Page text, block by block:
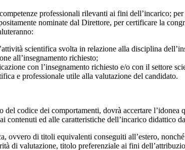
professionali rilevanti ai fini dell’incarico;
nominate dal Direttore, per certificare la
scientifica svolta in relazione alla disciplina
all’insegnamento richiesto;
con l’insegnamento richiesto e/o con il settore
e professionale utile alla valutazione del candidato.
del codice dei comportamenti, dovrà accertare l’idonea
contenuti ed alle caratteristiche dell’incarico didattico
ovvero di titoli equivalenti conseguiti all’estero,
di valutazione, titolo preferenziale ai fini